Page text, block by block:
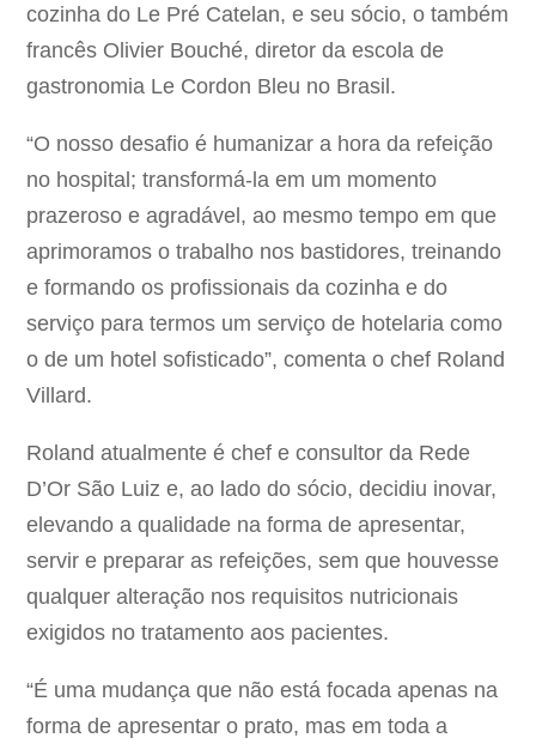
cozinha do Le Pré Catelan, e seu sócio, o também
francês Olivier Bouché, diretor da escola de
gastronomia Le Cordon Bleu no Brasil.
“O nosso desafio é humanizar a hora da refeição
no hospital; transformá-la em um momento
prazeroso e agradável, ao mesmo tempo em que
aprimoramos o trabalho nos bastidores, treinando
e formando os profissionais da cozinha e do
serviço para termos um serviço de hotelaria como
o de um hotel sofisticado”, comenta o chef Roland
Villard.
Roland atualmente é chef e consultor da Rede
D’Or São Luiz e, ao lado do sócio, decidiu inovar,
elevando a qualidade na forma de apresentar,
servir e preparar as refeições, sem que houvesse
qualquer alteração nos requisitos nutricionais
exigidos no tratamento aos pacientes.
“É uma mudança que não está focada apenas na
forma de apresentar o prato, mas em toda a